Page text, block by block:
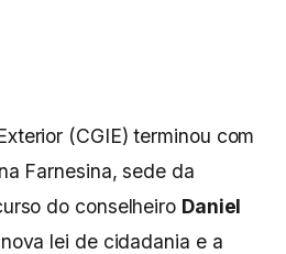
(CGIE) terminou com
Farnesina, sede da
do conselheiro Daniel
lei de cidadania e a